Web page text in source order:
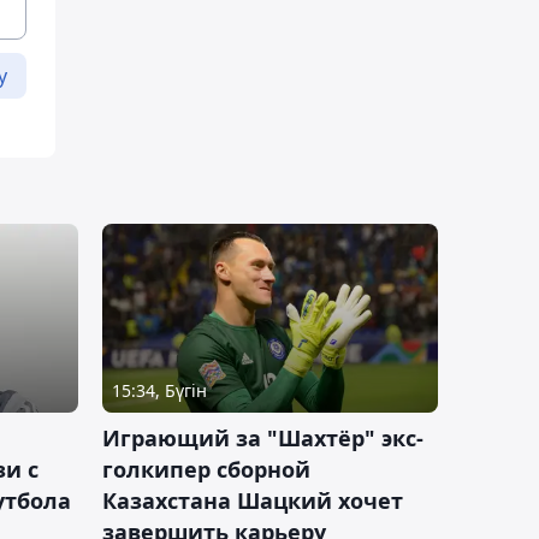
с
15:34, Бүгін
Играющий за "Шахтёр" экс-
голкипер сборной
Казахстана Шацкий хочет
завершить карьеру